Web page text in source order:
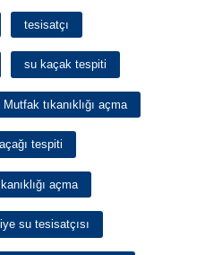
tesisatçı
su kaçak tespiti
Mutfak tıkanıklığı açma
tespiti
açma
su tesisatçısı